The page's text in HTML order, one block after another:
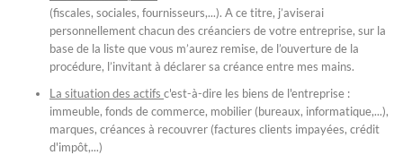
(fiscales, sociales, fournisseurs,...). A ce titre, j’aviserai
personnellement chacun des créanciers de votre entreprise, sur la
base de la liste que vous m’aurez remise, de l’ouverture de la
procédure, l’invitant à déclarer sa créance entre mes mains.
La situation des actifs c'est-à-dire les biens de l'entreprise :
immeuble, fonds de commerce, mobilier (bureaux, informatique,...),
marques, créances à recouvrer (factures clients impayées, crédit
d'impôt,...)